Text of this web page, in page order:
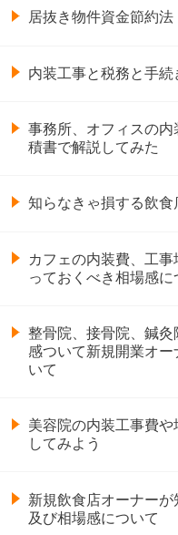
居抜き物件資金節約法
内装工事と税務と手続
事務所、オフィスの
積書で解説してみた
知らなきゃ損する飲
カフェの内装費、工
っておくべき相場感に
整骨院、接骨院、鍼
感ついて新規開業オ
いて
美容院の内装工事費
してみよう
新規飲食店オーナー
及び相場感について